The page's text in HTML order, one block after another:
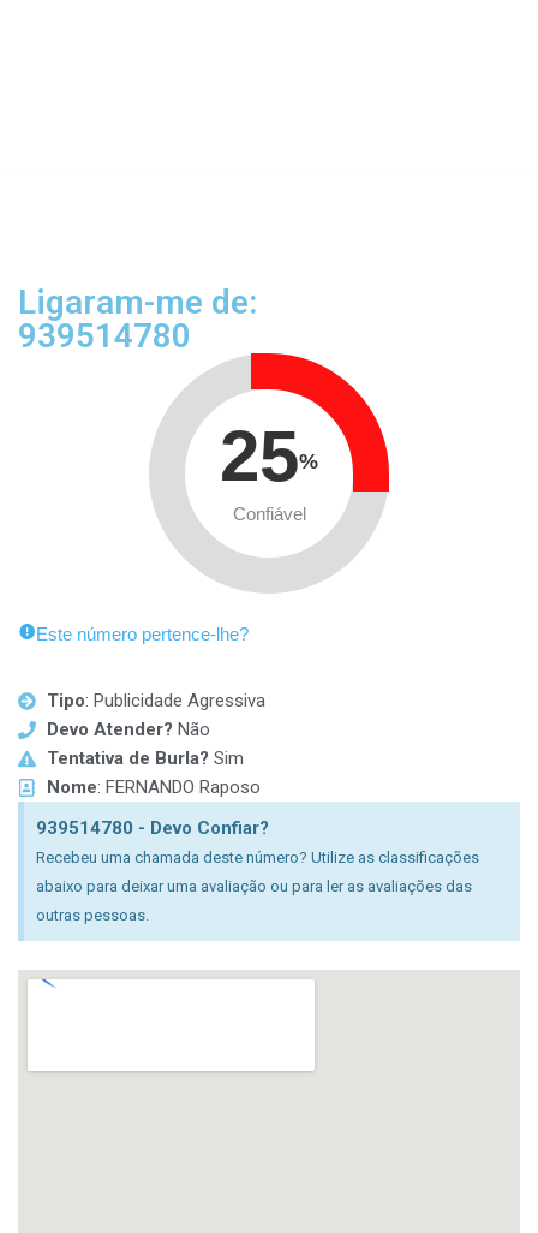
Ligaram-me de:
939514780
25%
Confiável
Este número pertence-lhe?
Tipo: Publicidade Agressiva
Devo Atender? Não
Tentativa de Burla? Sim
Nome: FERNANDO Raposo
939514780 - Devo Confiar?
Recebeu uma chamada deste número? Utilize as classificações
abaixo para deixar uma avaliação ou para ler as avaliações das
outras pessoas.